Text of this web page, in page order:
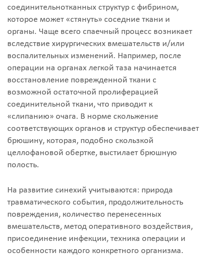
соединительнотканных структур с фибрином,
которое может «стянуть» соседние ткани и
органы. Чаще всего спаечный процесс возникает
вследствие хирургических вмешательств и/или
воспалительных изменений. Например, после
операции на органах легкой таза начинается
восстановление поврежденной ткани с
возможной остаточной пролиферацией
соединительной ткани, что приводит к
«слипанию» очага. В норме скольжение
соответствующих органов и структур обеспечивает
брюшину, которая, подобно скользкой
целлофановой обертке, выстилает брюшную
полость.
На развитие синехий учитываются: природа
травматического события, продолжительность
повреждения, количество перенесенных
вмешательств, метод оперативного воздействия,
присоединение инфекции, техника операции и
особенности каждого конкретного организма.